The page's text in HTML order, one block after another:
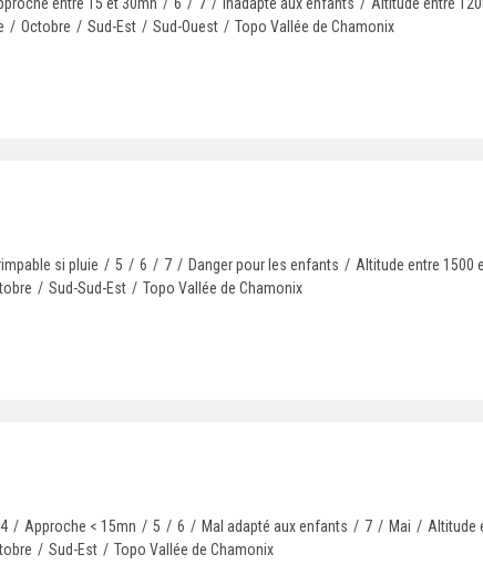
/ Octobre / Sud-Est / Sud-Ouest / Topo Vallée de Chamonix
si pluie / 5 / 6 / 7 / Danger pour les enfants / Altitude entre 1500
/ Sud-Sud-Est / Topo Vallée de Chamonix
/ Approche < 15mn / 5 / 6 / Mal adapté aux enfants / 7 / Mai / Altitude
/ Sud-Est / Topo Vallée de Chamonix